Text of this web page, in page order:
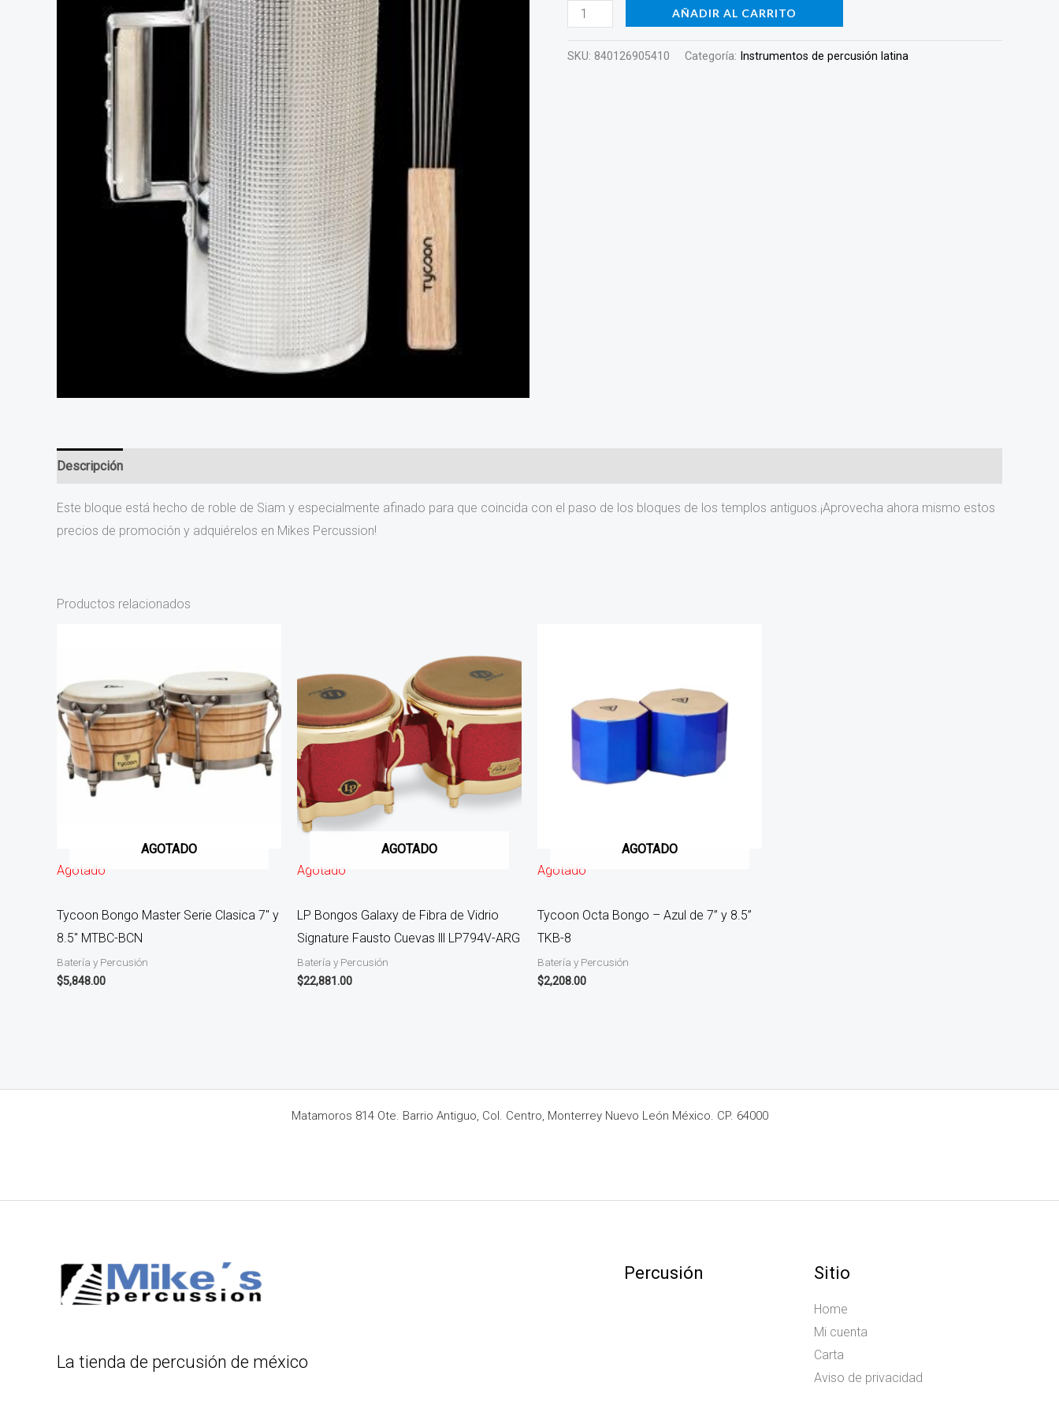
AÑADIR AL CARRITO
SKU: 840126905410 Categoría: Instrumentos de percusión latina
Descripción
Este bloque está hecho de roble de Siam y especialmente afinado para que coincida con el paso de los bloques de los templos antiguos.¡Aprovecha ahora mismo estos
precios de promoción y adquiérelos en Mikes Percussion!
Productos relacionados
AGOTADO
Agotado
Tycoon Bongo Master Serie Clasica 7″ y
8.5″ MTBC-BCN
Batería y Percusión
$5,848.00
AGOTADO
Agotado
LP Bongos Galaxy de Fibra de Vidrio
Signature Fausto Cuevas lll LP794V-ARG
Batería y Percusión
$22,881.00
AGOTADO
Agotado
Tycoon Octa Bongo – Azul de 7” y 8.5”
TKB-8
Batería y Percusión
$2,208.00
Matamoros 814 Ote. Barrio Antiguo, Col. Centro, Monterrey Nuevo León México. CP. 64000
La tienda de percusión de méxico
Percusión Sitio
Home
Mi cuenta
Carta
Aviso de privacidad